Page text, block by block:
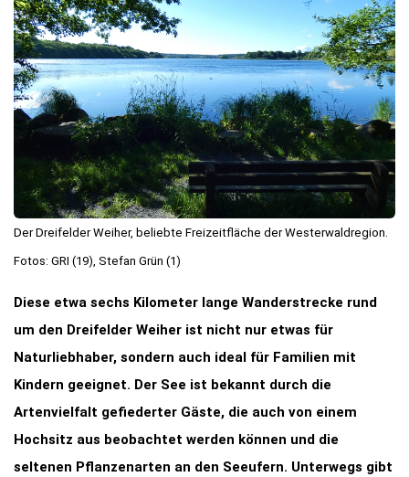
Der Dreifelder Weiher, beliebte Freizeitfläche der Westerwaldregion.
Fotos: GRI (19), Stefan Grün (1)
Diese etwa sechs Kilometer lange Wanderstrecke rund
um den Dreifelder Weiher ist nicht nur etwas für
Naturliebhaber, sondern auch ideal für Familien mit
Kindern geeignet. Der See ist bekannt durch die
Artenvielfalt gefiederter Gäste, die auch von einem
Hochsitz aus beobachtet werden können und die
seltenen Pflanzenarten an den Seeufern. Unterwegs gibt